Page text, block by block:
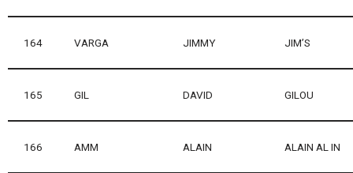
164 VARGA JIMMY JIM’S
165 GIL DAVID GILOU
166 AMM ALAIN ALAIN AL IN